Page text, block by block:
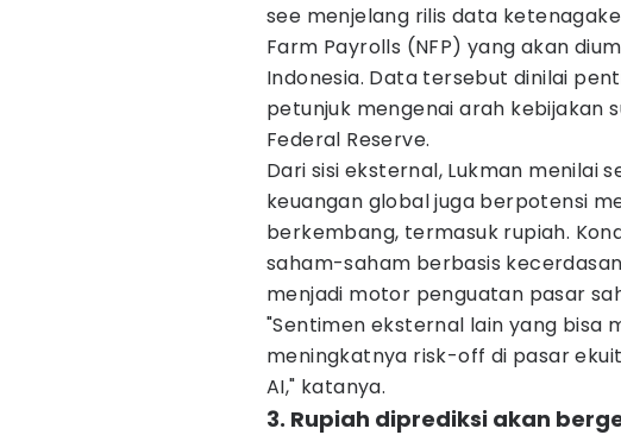
see menjelang rilis data
Farm Payrolls (NFP) yang akan
Indonesia. Data tersebut dinilai
petunjuk mengenai arah kebijakan
Federal Reserve.
Dari sisi eksternal, Lukman menilai
keuangan global juga berpotensi
berkembang, termasuk rupiah.
saham-saham berbasis
menjadi motor penguatan pasar
"Sentimen eksternal lain yang bisa
meningkatnya risk-off di pasar
AI," katanya.
3. Rupiah diprediksi akan